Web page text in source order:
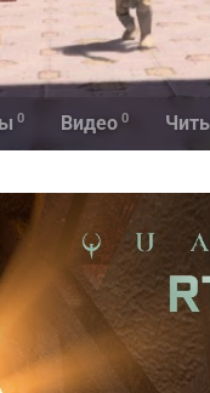
0 Видео 0